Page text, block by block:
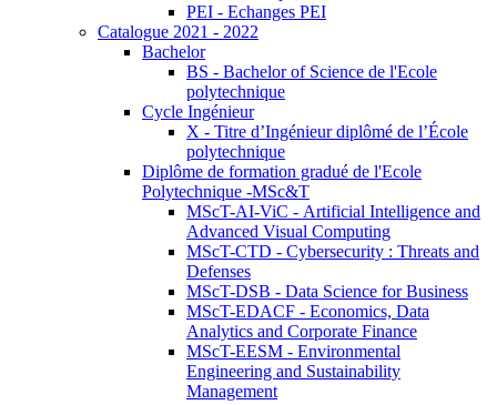
PEI - Echanges PEI
Catalogue 2021 - 2022
Bachelor
BS - Bachelor of Science de l'Ecole
polytechnique
Cycle Ingénieur
X - Titre d’Ingénieur diplômé de l’École
polytechnique
Diplôme de formation gradué de l'Ecole
Polytechnique -MSc&T
MScT-AI-ViC - Artificial Intelligence and
Advanced Visual Computing
MScT-CTD - Cybersecurity : Threats and
Defenses
MScT-DSB - Data Science for Business
MScT-EDACF - Economics, Data
Analytics and Corporate Finance
MScT-EESM - Environmental
Engineering and Sustainability
Management